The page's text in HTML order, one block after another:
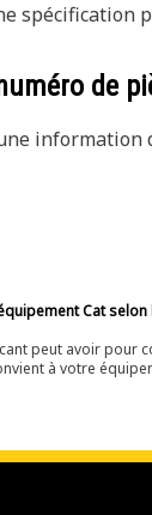
spécification
de
Cat
peut avoir pour
à votre